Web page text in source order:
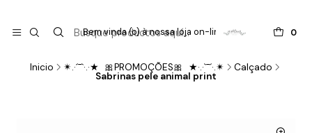
0
Bem vinda (o) à nossa loja on-line !
Inicio ✴.·´¯`·.·★ 🎀PROMOÇÕES🎀 ★·.·`¯´·.✴ Calçado
Sabrinas pele animal print